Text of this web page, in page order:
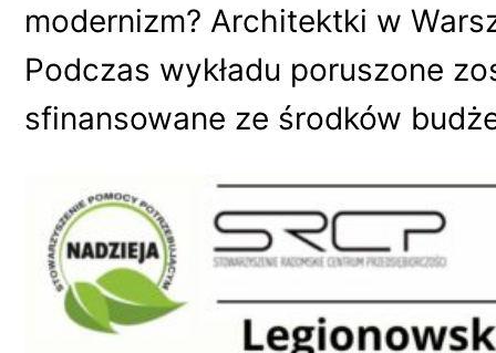
modernizm? Architektki w
Podczas wykładu poruszone
sfinansowane ze środków